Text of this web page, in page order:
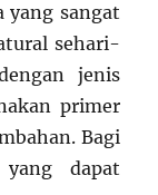
yang sangat
sehari-
jenis
primer
Bagi
dapat